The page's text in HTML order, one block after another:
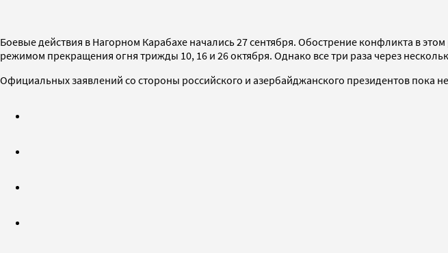
Боевые действия в Нагорном Карабахе начались 27 сентября. Обострение конфликта в
режимом прекращения огня трижды 10, 16 и 26 октября. Однако все три раза через
Официальных заявлений со стороны российского и азербайджанского президентов пока